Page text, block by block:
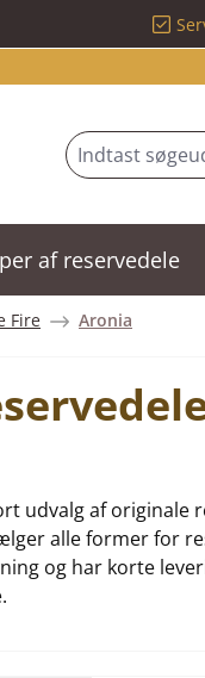
af reservedele
Fire Aronia
udvalg af
alle former for
og har korte